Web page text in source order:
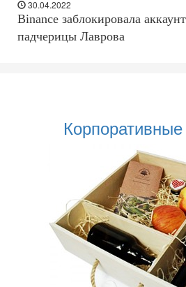
30.04.2022
Binance заблокировала
падчерицы Лаврова